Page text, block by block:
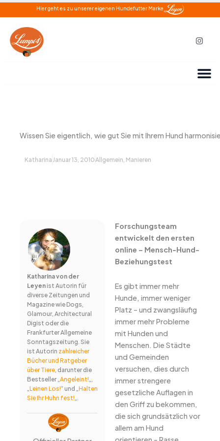
Zum
Inhalt
springen
Hier geht es zu unserer eigenen Hundefutter Marke
I
n
a
g
Wissen Sie eigentlich, wie gut Sie mit Ihrem Hund
Katharina Januar 13, 2010Allgemein, Manieren
Katharina von der
Leyenist Autorin für
diverse Zeitungen und
Magazine wie Dogs,
Glamour, Architectural
Digist oder die
Frankfurter Allgemeine
Sonntagszeitung. Sie
ist Autorin zahlreicher
Bücher und Ratgeber
über Tiere, darunter die
Bestseller „ Angeleint!
Leinen Los!“ und „ Halten
Sie Ihr Huhn fest!
Forschungsteam
entwickelt den ersten
online – Mensch-Hund-
Beziehungstest
Es gibt immer mehr
Hunde, immer weniger
Platz – und zwangsläufig
immer mehr Probleme
mit Hunden und
Menschen. Die Städte
und Gemeinden
versuchen, dies durch
immer strengere
gesetzliche Auflagen in
den Griff zu bekommen,
die sich grundsätzlich vor
allem am Hund